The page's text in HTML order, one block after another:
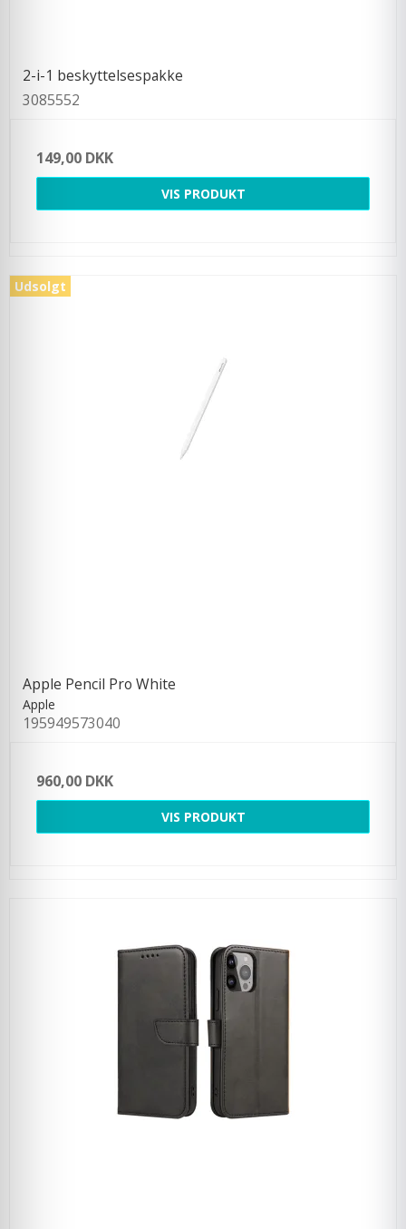
2-i-1 beskyttelsespakke
3085552
149,00 DKK
VIS PRODUKT
Udsolgt
Apple Pencil Pro White
Apple
195949573040
960,00 DKK
VIS PRODUKT